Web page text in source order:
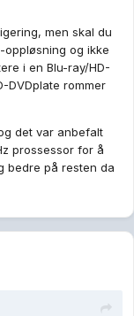
men skal du
oppløsning og ikke
i en Blu-ray/HD-
DVDplate rommer
det var anbefalt
prossessor for å
bedre på resten da